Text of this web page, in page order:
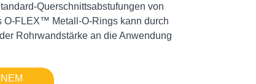
Querschnittsabstufungen von
O-FLEX™ Metall-O-Rings kann durch
Rohrwandstärke an die Anwendung